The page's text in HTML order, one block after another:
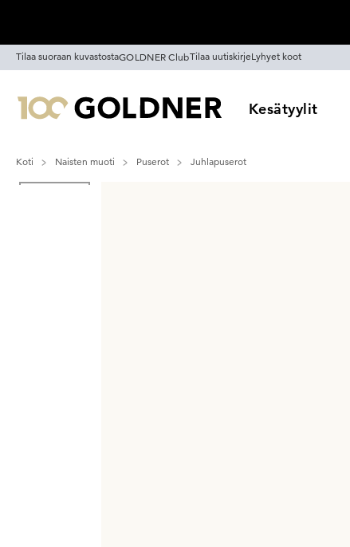
Tilaa suoraan kuvastostaGOLDNER ClubTilaa uutiskirjeLyhyet koot
Kesätyylit
Koti Naisten muoti Puserot
Juhlapuserot